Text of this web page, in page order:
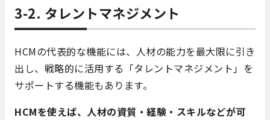
3-2. タレントマネジメント
HCMの代表的な機能には、人材の能力を最大限に引き
出し、戦略的に活用する「タレントマネジメント」を
サポートする機能もあります。
HCMを使えば、人材の資質・経験・スキルなどが可